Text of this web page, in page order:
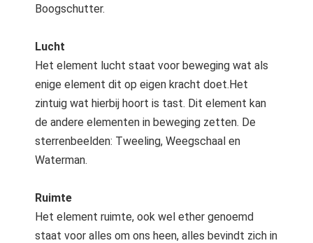
Boogschutter.
Lucht
Het element lucht staat voor beweging wat als
enige element dit op eigen kracht doet.Het
zintuig wat hierbij hoort is tast. Dit element kan
de andere elementen in beweging zetten. De
sterrenbeelden: Tweeling, Weegschaal en
Waterman.
Ruimte
Het element ruimte, ook wel ether genoemd
staat voor alles om ons heen, alles bevindt zich in